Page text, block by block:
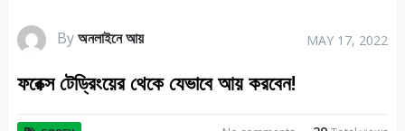
Byঅনলাইনে আয় MAY 17, 2022
ফরেক্স টেড্রিংয়ের থেকে যেভাবে আয় করবেন!